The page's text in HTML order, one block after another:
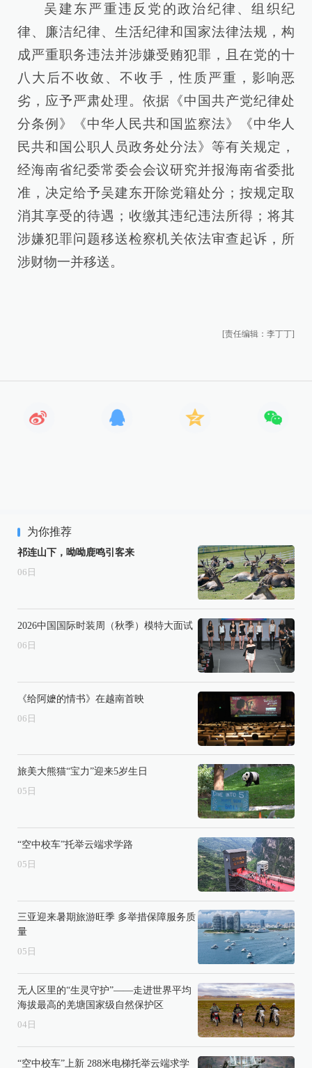
吴建东严重违反党的政治纪律、组织纪
律、廉洁纪律、生活纪律和国家法律法规，构
成严重职务违法并涉嫌受贿犯罪，且在党的十
八大后不收敛、不收手，性质严重，影响恶
劣，应予严肃处理。依据《中国共产党纪律处
分条例》《中华人民共和国监察法》《中华人
民共和国公职人员政务处分法》等有关规定，
经海南省纪委常委会会议研究并报海南省委批
准，决定给予吴建东开除党籍处分；按规定取
消其享受的待遇；收缴其违纪违法所得；将其
涉嫌犯罪问题移送检察机关依法审查起诉，所
涉财物一并移送。
[责任编辑：李丁丁]
为你推荐
祁连山下，呦呦鹿鸣引客来
06 日
2026中国国际时装周（秋季）模特大面试
06 日
《给阿嬷的情书》在越南首映
06 日
旅美大熊猫“宝力”迎来5岁生日
05 日
“空中校车”托举云端求学路
05 日
三亚迎来暑期旅游旺季 多举措保障服务质
量
05 日
无人区里的“生灵守护”——走进世界平均
海拔最高的羌塘国家级自然保护区
04 日
“空中校车”上新 288米电梯托举云端求学